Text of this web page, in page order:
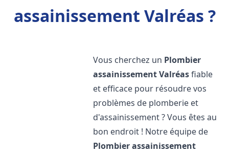
assainissement Valréas ?
Vous cherchez un Plombier
assainissementValréasfiable
et efficace pour résoudre vos
problèmes de plomberie et
d'assainissement ? Vous êtes au
bon endroit ! Notre équipe de
Plombier assainissement